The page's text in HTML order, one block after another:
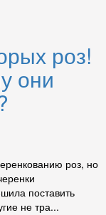
роз!
они
роз, но
поставить
не тра...